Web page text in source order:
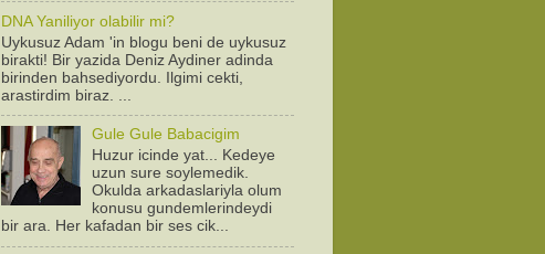
DNA Yaniliyor olabilir mi?
Uykusuz Adam 'in blogu beni de uykusuz
birakti! Bir yazida Deniz Aydiner adinda
birinden bahsediyordu. Ilgimi cekti,
arastirdim biraz. ...
Gule Gule Babacigim
Huzur icinde yat... Kedeye
uzun sure soylemedik.
Okulda arkadaslariyla olum
konusu gundemlerindeydi
bir ara. Her kafadan bir ses cik...